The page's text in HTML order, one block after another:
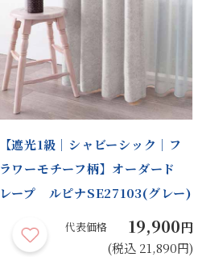
【遮光1級｜シャビーシック｜フ
ラワーモチーフ柄】オーダード
レープ ルピナSE27103(グレー)
代表価格 19,900円
(税込 21,890円)